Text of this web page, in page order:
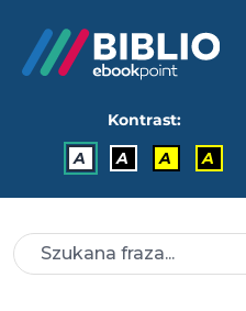
Kontrast:
A
A A A